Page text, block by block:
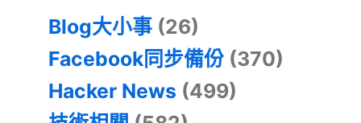
Blog大小事 (26)
Facebook同步備份 (370)
Hacker News (499)